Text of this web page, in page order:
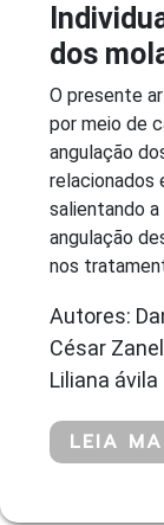
dos
O presente
por meio de
angulação
relacionados
salientando
angulação
nos
Autores:
César
Liliana
LEIA